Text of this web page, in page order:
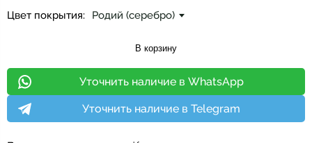
Цвет покрытия: Родий (серебро)
В корзину
Уточнить наличие в WhatsApp
Уточнить наличие в Telegram